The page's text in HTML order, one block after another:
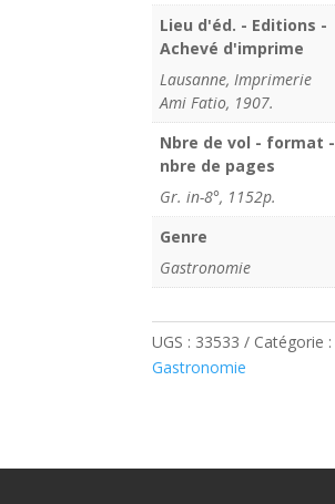
Lieu d'éd. - Editions -
Achevé d'imprime
Lausanne, Imprimerie
Ami Fatio, 1907.
Nbre de vol - format -
nbre de pages
Gr. in-8°, 1152p.
Genre
Gastronomie
UGS : 33533
Catégorie :
Gastronomie